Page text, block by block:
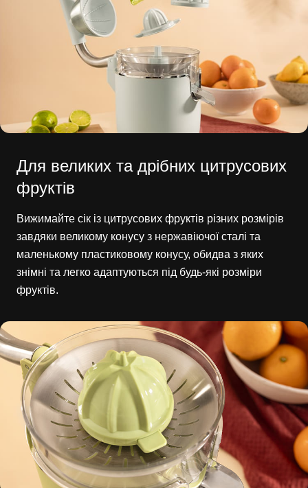
Для великих та дрібних цитрусових
фруктів
Вижимайте сік із цитрусових фруктів різних розмірів
завдяки великому конусу з нержавіючої сталі та
маленькому пластиковому конусу, обидва з яких
знімні та легко адаптуються під будь-які розміри
фруктів.